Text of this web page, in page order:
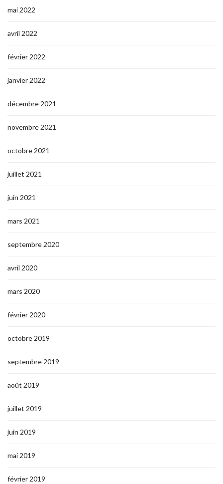
mai 2022
avril 2022
février 2022
janvier 2022
décembre 2021
novembre 2021
octobre 2021
juillet 2021
juin 2021
mars 2021
septembre 2020
avril 2020
mars 2020
février 2020
octobre 2019
septembre 2019
août 2019
juillet 2019
juin 2019
mai 2019
février 2019